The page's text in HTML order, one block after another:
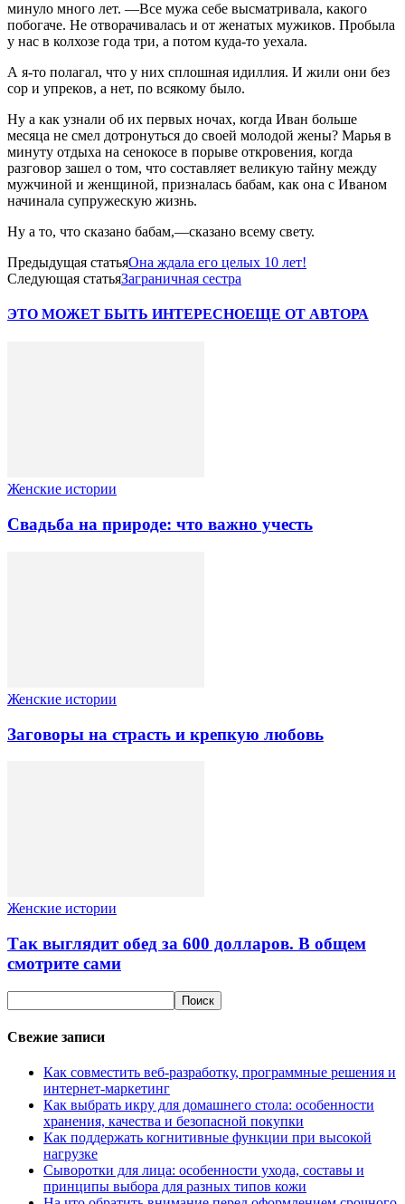
минуло много лет. —Все мужа себе высматривала, какого
побогаче. Не отворачивалась и от женатых мужиков. Пробыла
у нас в колхозе года три, а потом куда-то уехала.
А я-то полагал, что у них сплошная идиллия. И жили они без
сор и упреков, а нет, по всякому было.
Ну а как узнали об их первых ночах, когда Иван больше
месяца не смел дотронуться до своей молодой жены? Марья в
минуту отдыха на сенокосе в порыве откровения, когда
разговор зашел о том, что составляет великую тайну между
мужчиной и женщиной, призналась бабам, как она с Иваном
начинала супружескую жизнь.
Ну а то, что сказано бабам,—сказано всему свету.
Предыдущая статьяОна ждала его целых 10 лет!
Следующая статьяЗаграничная сестра
ЭТО МОЖЕТ БЫТЬ ИНТЕРЕСНОЕЩЕ ОТ АВТОРА
Женские истории
Свадьба на природе: что важно учесть
Женские истории
Заговоры на страсть и крепкую любовь
Женские истории
Так выглядит обед за 600 долларов. В общем
смотрите сами
Свежие записи
Как совместить веб-разработку, программные решения и
интернет-маркетинг
Как выбрать икру для домашнего стола: особенности
хранения, качества и безопасной покупки
Как поддержать когнитивные функции при высокой
нагрузке
Сыворотки для лица: особенности ухода, составы и
принципы выбора для разных типов кожи